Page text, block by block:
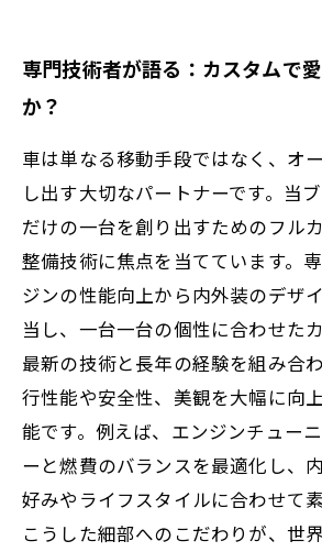
専門技術者が語る：カスタムで
か？
車は単なる移動手段ではなく、オ
し出す大切なパートナーです。当
だけの一台を創り出すためのフル
整備技術に焦点を当てています。
ジンの性能向上から内外装のデザ
当し、一台一台の個性に合わせた
最新の技術と長年の経験を組み合
行性能や安全性、美観を大幅に向
能です。例えば、エンジンチュー
ーと燃費のバランスを最適化し、
好みやライフスタイルに合わせて
こうした細部へのこだわりが、世